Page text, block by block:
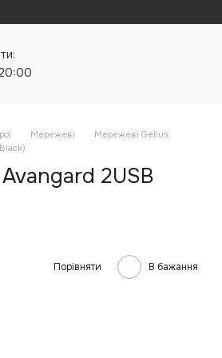
Мережеві
Мережеві Gelius
2USB
Порівняти В бажання